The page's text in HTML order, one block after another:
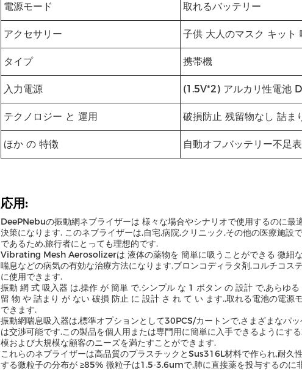
電源モード 取れるバッテリー
アクセサリー 子供 大人のマスク キット
タイプ 携帯機
入力電源 (1.5V*2) アルカリ性電池
テクノロジー と 運用 破損防止 残留物なし 詰ま
ほか の 特徴 自動オフ,バッテリー不足
応用:
DeePNebuの振動網ネブライザーは 様々な場合やシナリオで使用するのに最
決策になります. このネブライザーは,自宅,病院,クリニック,その他の医療施設
であるため,旅行者にとっても理想的です.
Vibrating Mesh Aerosolizerは 液体の薬物を 簡単に吸うことができる 微細
喘息などの病気の有効な治療方法になります.ブロンコディラタ剤,コルチコス
に使用できます.
振動 網 式 吸入器 は,操作 が 簡単 で,シンプル な 1 ボタン の 設計 で,あらゆ
留 物 や 詰まり が ない 破損 防止 に 設計 さ れ て い ます.,取れる電池の電源
できます.
振動網喘息吸入器は,標準オプションとして30PCS/カートンで,さまざまなパ
は交渉可能です.この製品を個人用または専門用に簡単に入手できるように
模および大規模な顧客のニーズを満たすことができます.
これらのネブライザーは高品質のプラスチックとSus316L材料で作られ,耐久
する微粒子の分布が ≥85% 微粒子は1.5-3.6umで,肺に直接薬を投与するのに